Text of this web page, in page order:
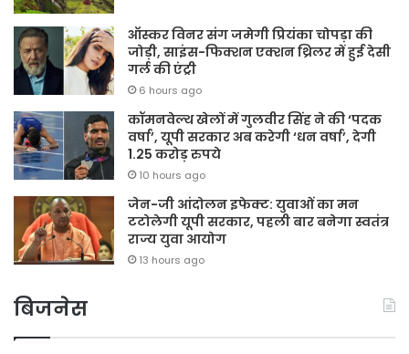
ऑस्कर विनर संग जमेगी प्रियंका चोपड़ा की
जोड़ी, साइंस-फिक्शन एक्शन थ्रिलर में हुई देसी
गर्ल की एंट्री
6 hours ago
कॉमनवेल्थ खेलों में गुलवीर सिंह ने की ‘पदक
वर्षा’, यूपी सरकार अब करेगी ‘धन वर्षा’, देगी
1.25 करोड़ रुपये
10 hours ago
जेन-जी आंदोलन इफेक्ट: युवाओं का मन
टटोलेगी यूपी सरकार, पहली बार बनेगा स्वतंत्र
राज्य युवा आयोग
13 hours ago
बिजनेस